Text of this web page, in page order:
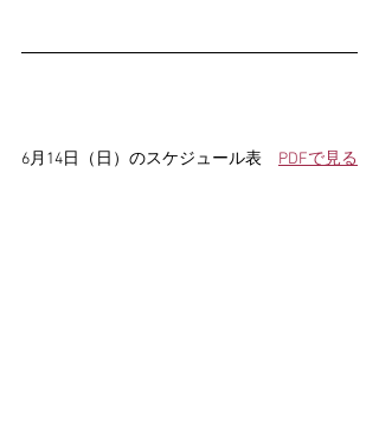
6月14日（日）のスケジュール表 PDFで見る